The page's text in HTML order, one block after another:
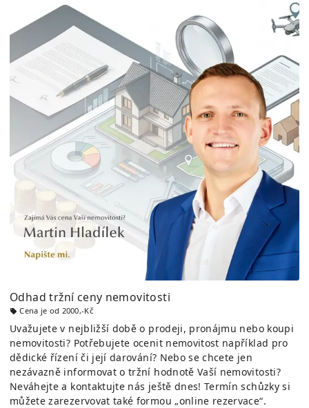
Odhad tržní ceny nemovitosti
Cena je od 2000,-Kč
Uvažujete v nejbližší době o prodeji, pronájmu nebo koupi
nemovitosti? Potřebujete ocenit nemovitost například pro
dědické řízení či její darování? Nebo se chcete jen
nezávazně informovat o tržní hodnotě Vaší nemovitosti?
Neváhejte a kontaktujte nás ještě dnes! Termín schůzky si
můžete zarezervovat také formou „online rezervace“.